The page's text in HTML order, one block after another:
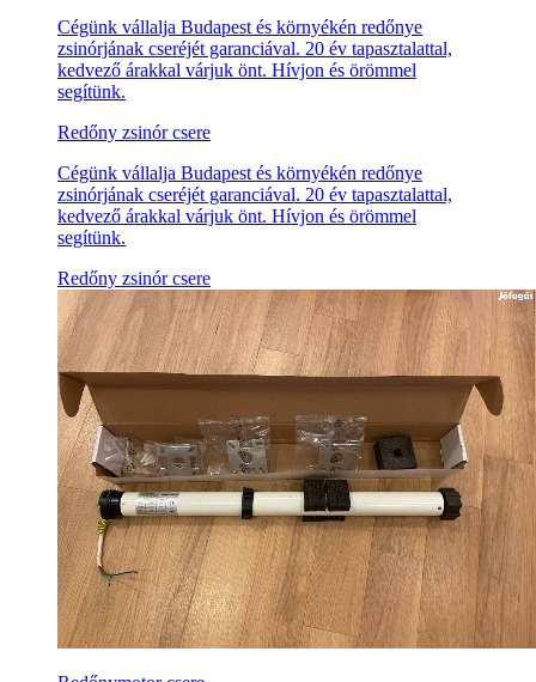
Cégünk vállalja Budapest és környékén redőnye
zsinórjának cseréjét garanciával. 20 év tapasztalattal,
kedvező árakkal várjuk önt. Hívjon és örömmel
segítünk.
Redőny zsinór csere
Cégünk vállalja Budapest és környékén redőnye
zsinórjának cseréjét garanciával. 20 év tapasztalattal,
kedvező árakkal várjuk önt. Hívjon és örömmel
segítünk.
Redőny zsinór csere